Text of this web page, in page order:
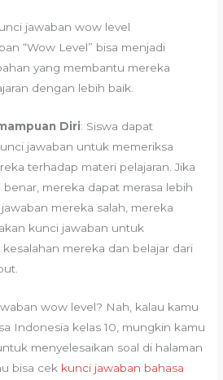
jawaban wow level
“Wow Level” bisa menjadi
yang membantu mereka
dengan lebih baik.
Diri: Siswa dapat
jawaban untuk memeriksa
terhadap materi pelajaran. Jika
mereka dapat merasa lebih
mereka salah, mereka
kunci jawaban untuk
mereka dan belajar dari
wow level? Nah, kalau kamu
Indonesia kelas 10, mungkin kamu
menyelesaikan soal di halaman
bisa cek kunci jawaban bahasa